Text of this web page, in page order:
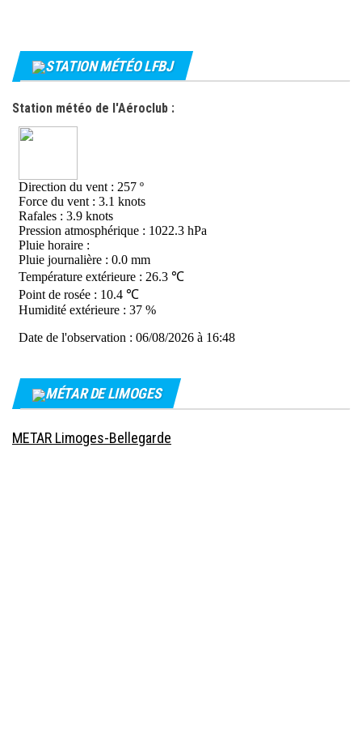
STATION MÉTÉO LFBJ
Station météo de l'Aéroclub :
MÉTAR DE LIMOGES
METAR Limoges-Bellegarde